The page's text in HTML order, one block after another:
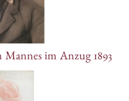
Mannes im Anzug 1893